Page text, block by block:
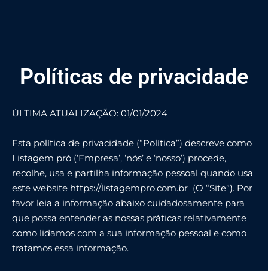
Políticas de privacidade
ÚLTIMA ATUALIZAÇÃO: 01/01/2024
Esta política de privacidade (“Política”) descreve como
Listagem pró (‘Empresa’, ‘nós’ e ‘nosso’) procede,
recolhe, usa e partilha informação pessoal quando usa
este website https://listagempro.com.br (O “Site”). Por
favor leia a informação abaixo cuidadosamente para
que possa entender as nossas práticas relativamente
como lidamos com a sua informação pessoal e como
tratamos essa informação.